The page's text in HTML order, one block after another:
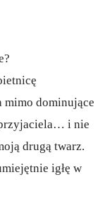
mimo dominujące
i nie
drugą twarz.
igłę w